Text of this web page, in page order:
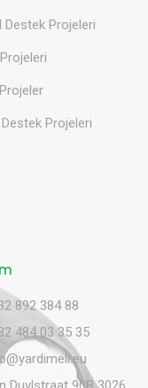
Destek Projeleri
Projeleri
892 384 88
484 03 35 35